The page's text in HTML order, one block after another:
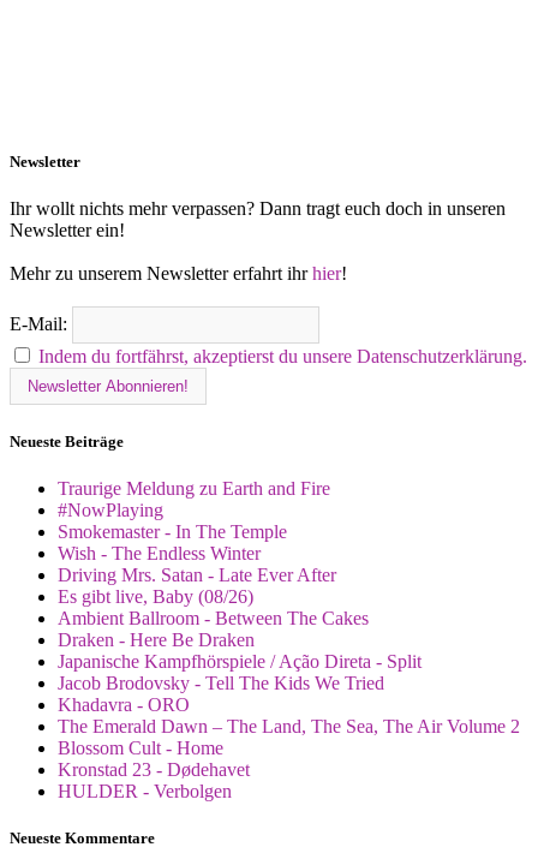
Newsletter
Ihr wollt nichts mehr verpassen? Dann tragt euch doch in unseren
Newsletter ein!
Mehr zu unserem Newsletter erfahrt ihrhier!
E-Mail:
Indem du fortfährst, akzeptierst du unsere Datenschutzerklärung.
Neueste Beiträge
Traurige Meldung zu Earth and Fire
#NowPlaying
Smokemaster - In The Temple
Wish - The Endless Winter
Driving Mrs. Satan - Late Ever After
Es gibt live, Baby (08/26)
Ambient Ballroom - Between The Cakes
Draken - Here Be Draken
Japanische Kampfhörspiele / Ação Direta - Split
Jacob Brodovsky - Tell The Kids We Tried
Khadavra - ORO
The Emerald Dawn – The Land, The Sea, The Air Volume 2
Blossom Cult - Home
Kronstad 23 - Dødehavet
HULDER - Verbolgen
Neueste Kommentare